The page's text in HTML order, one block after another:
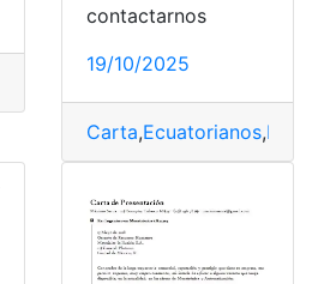
contactarnos
19/10/2025
Carta,Ecuatorianos,